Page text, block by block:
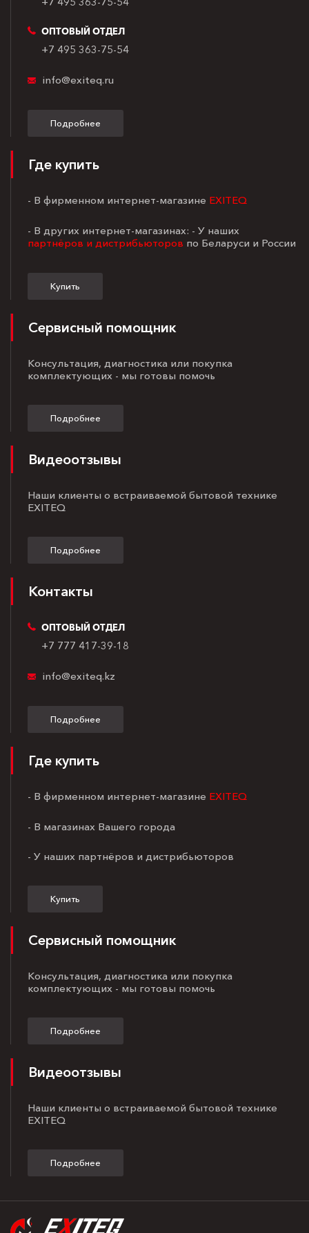
ОПТОВЫЙ ОТДЕЛ
+7 495 363-75-54
info@exiteq.ru
Подробнее
Где купить
- В фирменном интернет-магазине EXITEQ
- В других интернет-магазинах: - У наших
партнёров и дистрибьюторов по Беларуси и России
Купить
Сервисный помощник
Консультация, диагностика или покупка
комплектующих - мы готовы помочь
Подробнее
Видеоотзывы
Наши клиенты о встраиваемой бытовой технике
EXITEQ
Подробнее
Контакты
ОПТОВЫЙ ОТДЕЛ
+7 777 417-39-18
info@exiteq.kz
Подробнее
Где купить
- В фирменном интернет-магазине EXITEQ
- В магазинах Вашего города
- У наших партнёров и дистрибьюторов
Купить
Сервисный помощник
Консультация, диагностика или покупка
комплектующих - мы готовы помочь
Подробнее
Видеоотзывы
Наши клиенты о встраиваемой бытовой технике
EXITEQ
Подробнее